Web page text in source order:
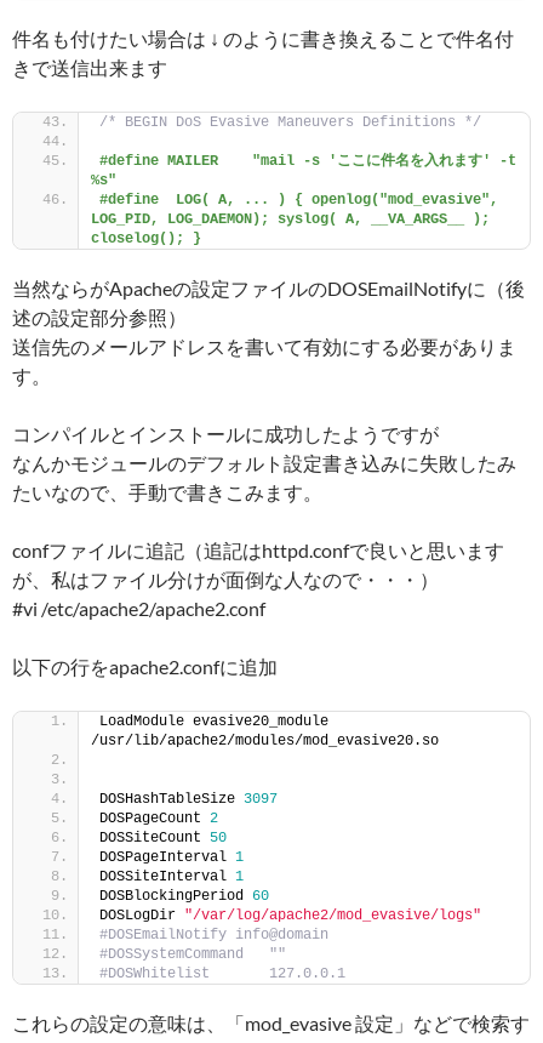
件名も付けたい場合は ↓ のように書き換えることで件名付
きで送信出来ます
/* BEGIN DoS Evasive Maneuvers Definitions */
#define MAILER    "mail -s 'ここに件名を入れます' -t
%s"
#define  LOG( A, ... ) { openlog("mod_evasive",
LOG_PID, LOG_DAEMON); syslog( A, __VA_ARGS__ );
closelog(); }
当然ならがApacheの設定ファイルのDOSEmailNotifyに（後
述の設定部分参照）
送信先のメールアドレスを書いて有効にする必要がありま
す。
コンパイルとインストールに成功したようですが
なんかモジュールのデフォルト設定書き込みに失敗したみ
たいなので、手動で書きこみます。
confファイルに追記（追記はhttpd.confで良いと思います
が、私はファイル分けが面倒な人なので・・・）
#vi /etc/apache2/apache2.conf
以下の行をapache2.confに追加
LoadModule evasive20_module
/usr/lib/apache2/modules/mod_evasive20.so
DOSHashTableSize 3097
DOSPageCount 2
DOSSiteCount 50
DOSPageInterval 1
DOSSiteInterval 1
DOSBlockingPeriod 60
DOSLogDir "/var/log/apache2/mod_evasive/logs"
#DOSEmailNotify info@domain
#DOSSystemCommand   ""
#DOSWhitelist       127.0.0.1
これらの設定の意味は、「mod_evasive 設定」などで検索す